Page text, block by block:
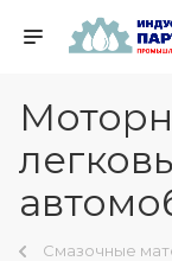
Смазочные